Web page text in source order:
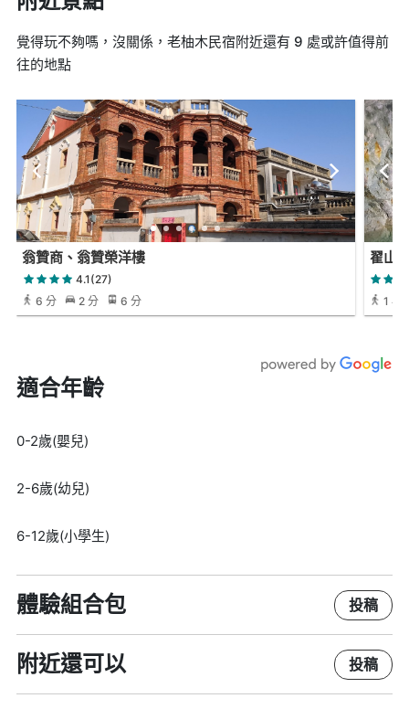
覺得玩不夠嗎，沒關係，老柚木民宿附近還有 9 處或許值得前
往的地點
翁贊商、翁贊榮洋樓
4.1(27)
6 分
2 分 6 分
翟山
1 小
適合年齡
0-2歲(嬰兒)
2-6歲(幼兒)
6-12歲(小學生)
體驗組合包 投稿
附近還可以 投稿